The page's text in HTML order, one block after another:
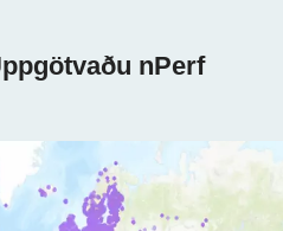
nPerf